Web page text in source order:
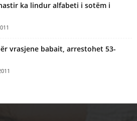
ka lindur alfabeti i sotëm i
vrasjene babait, arrestohet 53-